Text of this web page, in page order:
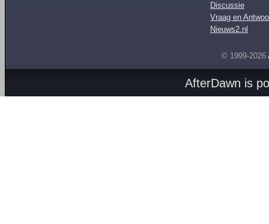
Discussie
Vraag en
Nieuws2.nl
© 1999-2026
AfterDawn is